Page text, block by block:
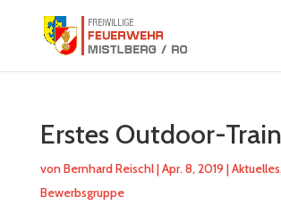
Erstes Outdoor-
vonBernhard Reischl|Apr. 8, 2019 |Aktuelles
Bewerbsgruppe